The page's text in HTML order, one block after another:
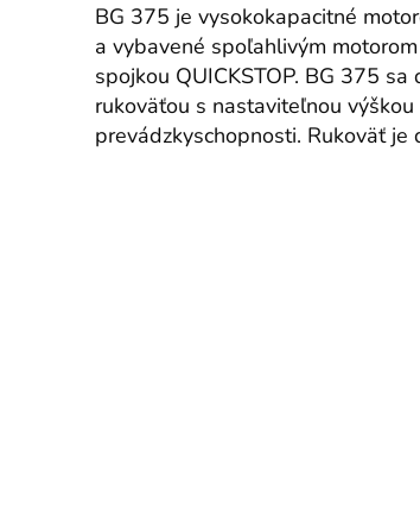
BG 375 je vysokokapacitné
a vybavené spoľahlivým
spojkou QUICKSTOP. BG 375
rukoväťou s nastaviteľnou
prevádzkyschopnosti. Rukoväť je